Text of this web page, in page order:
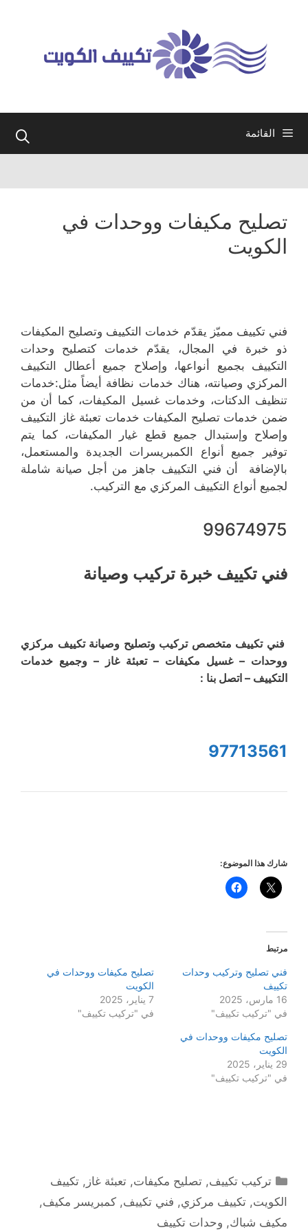
القائمة
تصليح مكيفات ووحدات في
الكويت
فني تكييف مميّز يقدّم خدمات التكييف وتصليح المكيفات
ذو خبرة في المجال، يقدّم خدمات كتصليح وحدات
التكييف بجميع أنواعها، وإصلاح جميع أعطال التكييف
المركزي وصيانته، هناك خدمات نظافة أيضاً مثل:خدمات
تنظيف الدكتات، وخدمات غسيل المكيفات، كما أن من
ضمن خدمات تصليح المكيفات خدمات تعبئة غاز التكييف
وإصلاح وإستبدال جميع قطع غيار المكيفات، كما يتم
توفير جميع أنواع الكمبريسرات الجديدة والمستعمل،
بالإضافة أن فني التكييف جاهز من أجل صيانة شاملة
لجميع أنواع التكييف المركزي مع التركيب.
99674975
فني تكييف خبرة تركيب وصيانة
فني تكييف متخصص تركيب وتصليح وصيانة تكييف مركزي
ووحدات – غسيل مكيفات – تعبئة غاز – وجميع خدمات
التكييف – اتصل بنا :
97713561
شارك هذا الموضوع:
مرتبط
فني تصليح وتركيب وحدات
تكييف
16 مارس، 2025
في "تركيب تكييف"
تصليح مكيفات ووحدات في
الكويت
7 يناير، 2025
في "تركيب تكييف"
تصليح مكيفات ووحدات في
الكويت
29 يناير، 2025
في "تركيب تكييف"
التصنيفات
تركيب تكييف,تصليح مكيفات,تعبئة غاز ,تكييف
الكويت, تكييف مركزي, فني تكييف, كمبريسر مكيف,
مكيف شباك, وحدات تكييف